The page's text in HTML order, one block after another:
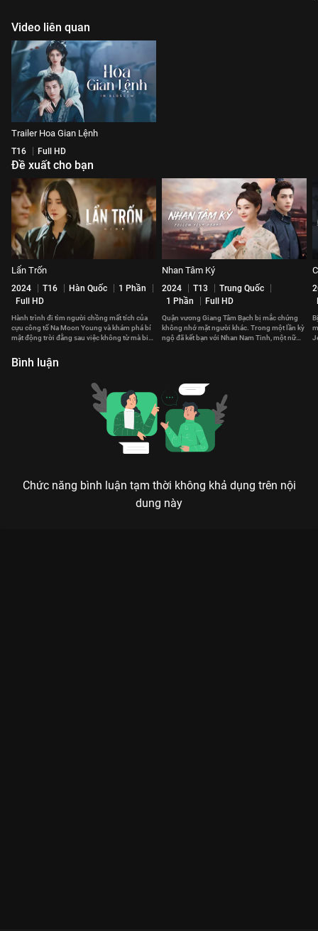
Video liên quan
Trailer Hoa Gian Lệnh
T16 Full HD
Đề xuất cho bạn
Lẩn Trốn
2024 T16 Hàn Quốc
1 Phần
Full HD
Hành trình đi tìm người chồng mất tích của
cựu công tố Na Moon Young và khám phá bí
mật động trời đằng sau việc không từ mà biệt
Nhan Tâm Ký
2024 T13
Trung Quốc
1 Phần
Full HD
Quận vương Giang Tâm Bạch bị mắc chứng
không nhớ mặt người khác. Trong một lần kỳ
ngộ đã kết bạn với Nhan Nam Tinh, một nữ
Bình luận
Chức năng bình luận tạm thời không khả dụng trên nội
dung này